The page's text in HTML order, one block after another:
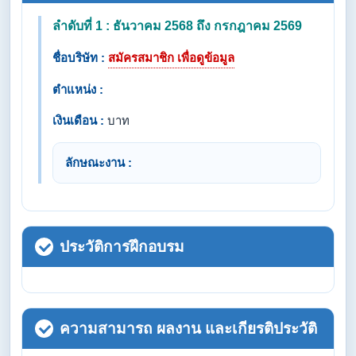
ลำดับที่ 1 : ธันวาคม 2568 ถึง กรกฎาคม 2569
ชื่อบริษัท : สมัครสมาชิก เพื่อดูข้อมูล
ตำแหน่ง :
เงินเดือน : บาท
ลักษณะงาน :
ประวัติการฝึกอบรม
ความสามารถ ผลงาน และเกียรติประวัติ